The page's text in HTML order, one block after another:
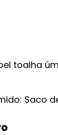
toalha
Saco